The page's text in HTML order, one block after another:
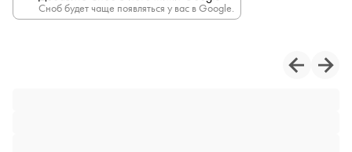
Сноб будет чаще появляться у вас в Google.